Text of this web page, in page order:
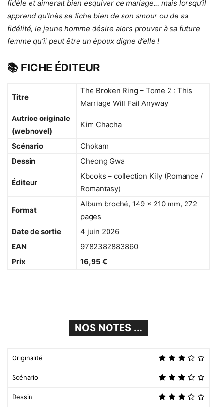
fidèle et aimerait bien esquiver ce mariage… mais lorsqu’il
apprend qu’Inès se fiche bien de son amour ou de sa
fidélité, le jeune homme désire alors prouver à sa future
femme qu’il peut être un époux digne d’elle !
📚 FICHE ÉDITEUR
Titre
The Broken Ring – Tome 2 : This
Marriage Will Fail Anyway
Autrice originale
(webnovel)
Kim Chacha
Scénario
Chokam
Dessin
Cheong Gwa
Éditeur
Kbooks – collection Kily (Romance /
Romantasy)
Format
Album broché, 149 × 210 mm, 272
pages
Date de sortie
4 juin 2026
EAN
9782382883860
Prix
16,95 €
NOS NOTES ...
Originalité
Scénario
Dessin